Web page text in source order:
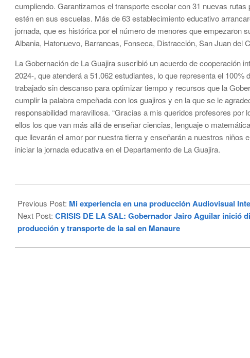
cumpliendo. Garantizamos el transporte escolar con 31 nuevas
estén en sus escuelas. Más de 63 establecimiento educativo
jornada, que es histórica por el número de menores que empezaron
Albania, Hatonuevo, Barrancas, Fonseca, Distracción, San Juan del
La Gobernación de La Guajira suscribió un acuerdo de cooperación
2024-, que atenderá a 51.062 estudiantes, lo que representa el
trabajado sin descanso para optimizar tiempo y recursos que la
cumplir la palabra empeñada con los guajiros y en la que se le
responsabilidad maravillosa. “Gracias a mis queridos profesores
ellos los que van más allá de enseñar ciencias, lenguaje o
que llevarán el amor por nuestra tierra y enseñarán a nuestros niños
iniciar la jornada educativa en el Departamento de La Guajira.
02-
05
Previous Post: Mi experiencia en una producción Audiovisual
Next Post: CRISIS DE LA SAL: Gobernador Jairo Aguilar inició
producción y transporte de la sal en Manaure